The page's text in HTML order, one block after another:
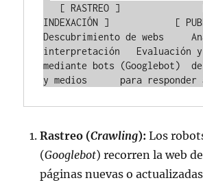
INDEXACIÓN ]            [
Descubrimiento de webs
interpretación   Evaluación
mediante bots (Googlebot)
Rastreo (Crawling): Los
(Googlebot) recorren la web
páginas nuevas o